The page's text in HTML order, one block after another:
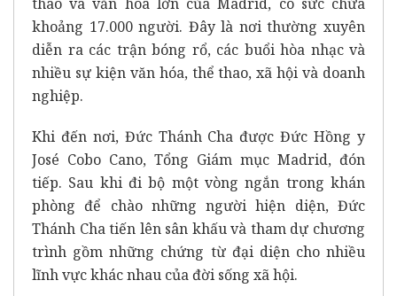
khoảng 17.000 người. Đây là nơi thường xuyên
diễn ra các trận bóng rổ, các buổi hòa nhạc và
nhiều sự kiện văn hóa, thể thao, xã hội và doanh
nghiệp.
Khi đến nơi, Đức Thánh Cha được Đức Hồng y
José Cobo Cano, Tổng Giám mục Madrid, đón
tiếp. Sau khi đi bộ một vòng ngắn trong khán
phòng để chào những người hiện diện, Đức
Thánh Cha tiến lên sân khấu và tham dự chương
trình gồm những chứng từ đại diện cho nhiều
lĩnh vực khác nhau của đời sống xã hội.